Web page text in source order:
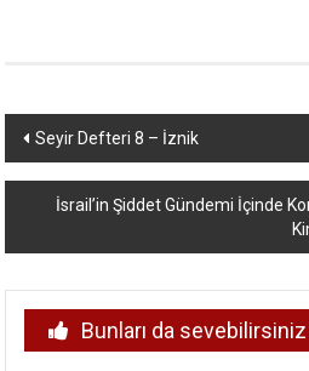
Yazı
dolaşımı
Seyir Defteri 8 – İznik
İsrail’in Şiddet Gündemi İçinde
Bunları da sevebilirsiniz